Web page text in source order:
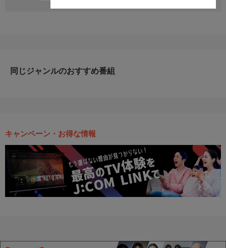
同じジャンルのおすすめ番組
キャンペーン・お得な情報